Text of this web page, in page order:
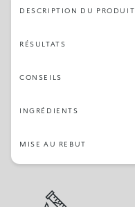
DESCRIPTION DU PRODUIT
RÉSULTATS
CONSEILS
INGRÉDIENTS
MISE AU REBUT